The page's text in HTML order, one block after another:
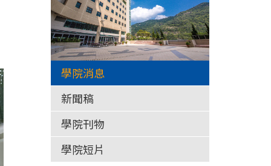
學院消息
新聞稿
學院刊物
學院短片